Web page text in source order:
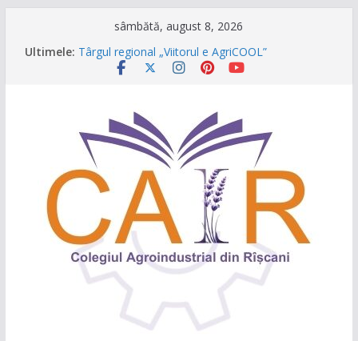
sâmbătă, august 8, 2026
Ultimele: Târgul regional „Viitorul e AgriCOOL”
Un capitol se încheie, iar un viitor plin de
și clipe de neuitat!
CONCURS DE VIDEO SPOTURI „The Coral Reef
of the Prut – destinația ta turistică”
Caravana Profesiilor – Invatamantul Dual în
acțiune!